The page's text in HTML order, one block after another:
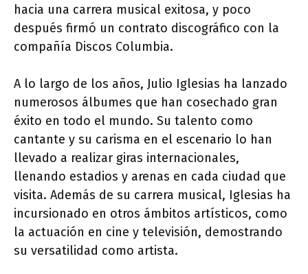
hacia una carrera musical exitosa, y poco
después firmó un contrato discográfico con la
compañía Discos Columbia.
A lo largo de los años, Julio Iglesias ha lanzado
numerosos álbumes que han cosechado gran
éxito en todo el mundo. Su talento como
cantante y su carisma en el escenario lo han
llevado a realizar giras internacionales,
llenando estadios y arenas en cada ciudad que
visita. Además de su carrera musical, Iglesias ha
incursionado en otros ámbitos artísticos, como
la actuación en cine y televisión, demostrando
su versatilidad como artista.